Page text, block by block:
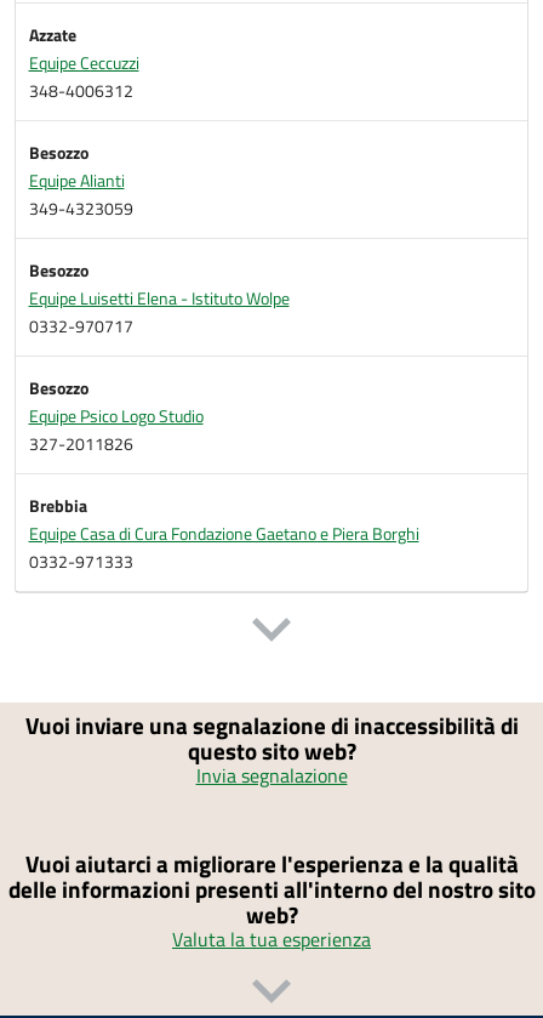
Azzate
Equipe Ceccuzzi
348-4006312
Besozzo
Equipe Alianti
349-4323059
Besozzo
Equipe Luisetti Elena - Istituto Wolpe
0332-970717
Besozzo
Equipe Psico Logo Studio
327-2011826
Brebbia
Equipe Casa di Cura Fondazione Gaetano e Piera Borghi
0332-971333
Vuoi inviare una segnalazione di inaccessibilità di
questo sito web?
Invia segnalazione
Vuoi aiutarci a migliorare l'esperienza e la qualità
delle informazioni presenti all'interno del nostro sito
web?
Valuta la tua esperienza